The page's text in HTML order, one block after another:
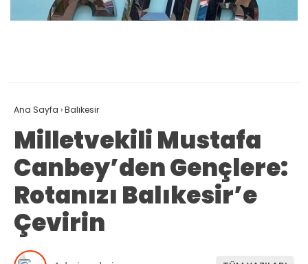
Ana Sayfa ›Balıkesir
Milletvekili Mustafa
Canbey’den Gençlere:
Rotanızı Balıkesir’e
Çevirin